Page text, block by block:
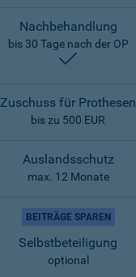
Nachbehandlung
bis 30 Tage nach der OP
Zuschuss für Prothesen
bis zu 500 EUR
Auslandsschutz
max. 12 Monate
BEITRÄGE SPAREN
Selbstbeteiligung
optional